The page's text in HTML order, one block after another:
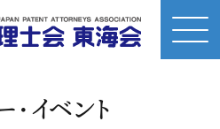
・イベント